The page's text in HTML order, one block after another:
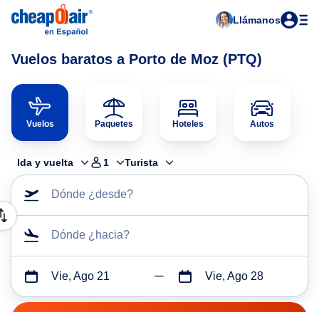
Llámanos
Vuelos baratos a Porto de Moz (PTQ)
Vuelos Paquetes Hoteles Autos
Ida y vuelta 1 Turista
Dónde ¿desde?
Dónde ¿hacia?
Vie, Ago 21 Vie, Ago 28